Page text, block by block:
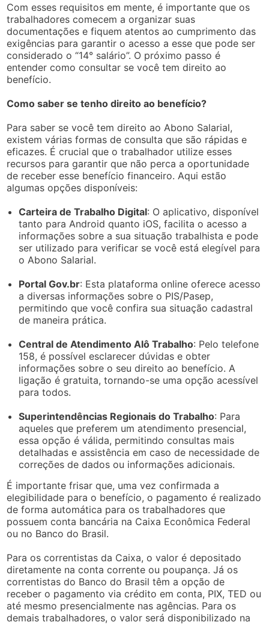
Com esses requisitos em mente, é importante que os
trabalhadores comecem a organizar suas
documentações e fiquem atentos ao cumprimento das
exigências para garantir o acesso a esse que pode ser
considerado o “14° salário”. O próximo passo é
entender como consultar se você tem direito ao
benefício.
Como saber se tenho direito ao benefício?
Para saber se você tem direito ao Abono Salarial,
existem várias formas de consulta que são rápidas e
eficazes. É crucial que o trabalhador utilize esses
recursos para garantir que não perca a oportunidade
de receber esse benefício financeiro. Aqui estão
algumas opções disponíveis:
Carteira de Trabalho Digital: O aplicativo, disponível
tanto para Android quanto iOS, facilita o acesso a
informações sobre a sua situação trabalhista e pode
ser utilizado para verificar se você está elegível para
o Abono Salarial.
Portal Gov.br: Esta plataforma online oferece acesso
a diversas informações sobre o PIS/Pasep,
permitindo que você confira sua situação cadastral
de maneira prática.
Central de Atendimento Alô Trabalho: Pelo telefone
158, é possível esclarecer dúvidas e obter
informações sobre o seu direito ao benefício. A
ligação é gratuita, tornando-se uma opção acessível
para todos.
Superintendências Regionais do Trabalho: Para
aqueles que preferem um atendimento presencial,
essa opção é válida, permitindo consultas mais
detalhadas e assistência em caso de necessidade de
correções de dados ou informações adicionais.
É importante frisar que, uma vez confirmada a
elegibilidade para o benefício, o pagamento é realizado
de forma automática para os trabalhadores que
possuem conta bancária na Caixa Econômica Federal
ou no Banco do Brasil.
Para os correntistas da Caixa, o valor é depositado
diretamente na conta corrente ou poupança. Já os
correntistas do Banco do Brasil têm a opção de
receber o pagamento via crédito em conta, PIX, TED ou
até mesmo presencialmente nas agências. Para os
demais trabalhadores, o valor será disponibilizado na